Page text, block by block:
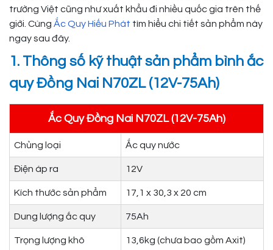
trường Việt cũng như xuất khẩu đi nhiều quốc gia trên thế
giới. Cùng Ắc Quy Hiếu Phát tìm hiểu chi tiết sản phẩm này
ngay sau đây.
1. Thông số kỹ thuật sản phẩm bình ắc
quy Đồng Nai N70ZL (12V-75Ah)
Ắc Quy Đồng Nai N70ZL (12V-75Ah)
Chủng loại Ắc quy nước
Điện áp ra 12V
Kích thước sản phẩm 17,1 x 30,3 x 20 cm
Dung lượng ắc quy 75Ah
Trọng lượng khô 13,6kg (chưa bao gồm Axit)